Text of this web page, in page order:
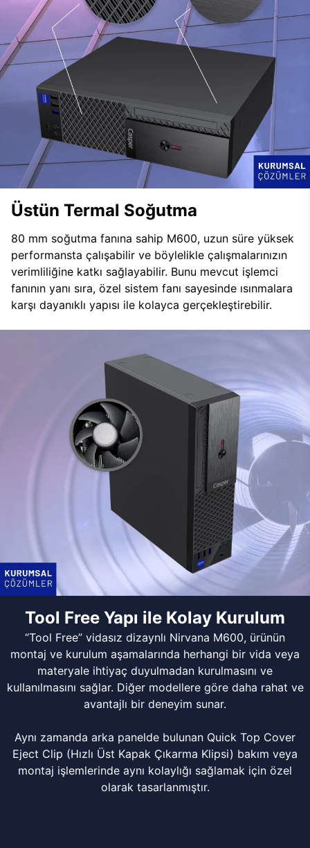
Üstün Termal Soğutma
80 mm soğutma fanına sahip M600, uzun süre yüksek
performansta çalışabilir ve böylelikle çalışmalarınızın
verimliliğine katkı sağlayabilir. Bunu mevcut işlemci
fanının yanı sıra, özel sistem fanı sayesinde ısınmalara
karşı dayanıklı yapısı ile kolayca gerçekleştirebilir.
Tool Free Yapı ile Kolay Kurulum
“Tool Free” vidasız dizaynlı Nirvana M600, ürünün
montaj ve kurulum aşamalarında herhangi bir vida veya
materyale ihtiyaç duyulmadan kurulmasını ve
kullanılmasını sağlar. Diğer modellere göre daha rahat ve
avantajlı bir deneyim sunar.
Aynı zamanda arka panelde bulunan Quick Top Cover
Eject Clip (Hızlı Üst Kapak Çıkarma Klipsi) bakım veya
montaj işlemlerinde aynı kolaylığı sağlamak için özel
olarak tasarlanmıştır.